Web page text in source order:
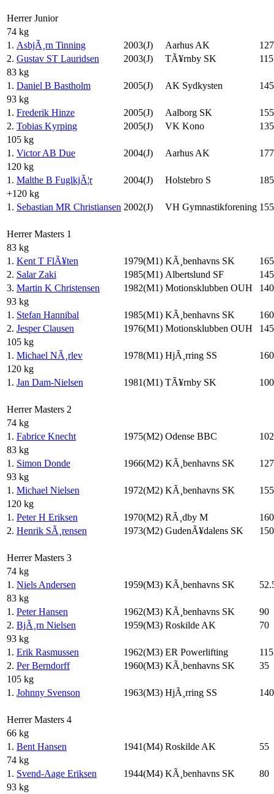
Herrer Junior
74 kg
1. AsbjÃ¸rn Tinning 2003(J) Aarhus AK
2. Gustav ST Lauridsen 2003(J) TÃ¥rnby SK
115
83 kg
1. Daniel B Bastholm 2005(J) AK Sydkysten
145
93 kg
1. Frederik Hinze 2005(J) Aalborg SK
155
2. Tobias Kyrping 2005(J) VK Kono
135
105 kg
1. Victor AB Due 2004(J) Aarhus AK
120 kg
1. Malthe B FuglkjÃ¦r 2004(J) Holstebro S
185
+120 kg
1. Sebastian MR Christiansen 2002(J) VH Gymnastikforening 155
Herrer Masters 1
83 kg
1. Kent T FlÃ¥ten 1979(M1) KÃ¸benhavns SK
165
2. Salar Zaki 1985(M1) Albertslund SF
145
3. Martin K Christensen 1982(M1) Motionsklubben OUH
140
93 kg
1. Stefan Hannibal 1985(M1) KÃ¸benhavns SK
160
2. Jesper Clausen 1976(M1) Motionsklubben OUH
145
105 kg
1. Michael NÃ¸rlev 1978(M1) HjÃ¸rring SS
160
120 kg
1. Jan Dam-Nielsen 1981(M1) TÃ¥rnby SK 100
Herrer Masters 2
74 kg
1. Fabrice Knecht 1975(M2) Odense BBC
83 kg
1. Simon Donde 1966(M2) KÃ¸benhavns SK
93 kg
1. Michael Nielsen 1972(M2) KÃ¸benhavns SK
155
120 kg
1. Peter H Eriksen 1970(M2) RÃ¸dby M
160
2. Henrik SÃ¸rensen 1973(M2) GudenÃ¥dalens SK 150
Herrer Masters 3
74 kg
1. Niels Andersen 1959(M3) KÃ¸benhavns SK
83 kg
1. Peter Hansen 1962(M3) KÃ¸benhavns SK
90
2. BjÃ¸rn Nielsen 1959(M3) Roskilde AK
70
93 kg
1. Erik Rasmussen 1962(M3) ER Powerlifting
115
2. Per Berndorff 1960(M3) KÃ¸benhavns SK
35
105 kg
1. Johnny Svenson 1963(M3) HjÃ¸rring SS 140
Herrer Masters 4
66 kg
1. Bent Hansen 1941(M4) Roskilde AK
55
74 kg
1. Svend-Aage Eriksen 1944(M4) KÃ¸benhavns SK
80
93 kg